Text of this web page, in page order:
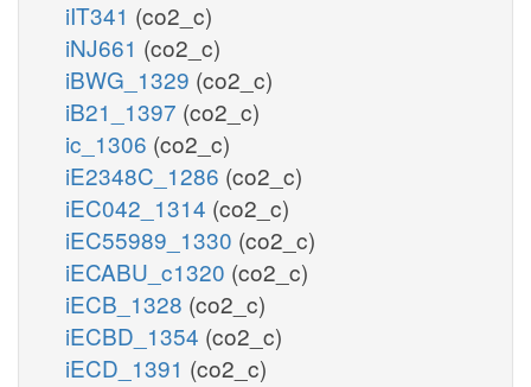
iIT341 (co2_c)
iNJ661 (co2_c)
iBWG_1329 (co2_c)
iB21_1397 (co2_c)
ic_1306 (co2_c)
iE2348C_1286 (co2_c)
iEC042_1314 (co2_c)
iEC55989_1330 (co2_c)
iECABU_c1320 (co2_c)
iECB_1328 (co2_c)
iECBD_1354 (co2_c)
iECD_1391 (co2_c)